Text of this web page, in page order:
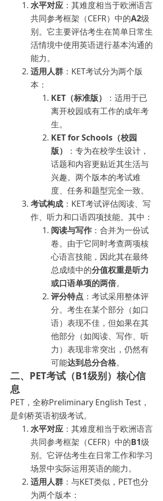
水平对应 ：其难度相当于欧洲语言
共同参考框架（CEFR）中的A2级
别。它主要评估考生在简单日常生
活情境中使用英语进行基本沟通的
能力。
适用人群 ：KET考试分为两个版
本：
KET（标准版）
：适用于已
离开校园或有工作的成年考
生。
KET for Schools（校园
版）
：专为在校学生设计，
话题和内容更贴近其生活与
兴趣。两个版本的考试难
度、任务和题型完全一致。
考试构成 ：KET考试评估阅读、写
作、听力和口语四项技能。其中：
阅读与写作 ：合并为一份试
卷。由于它同时考查两项核
心语言技能，因此其在最终
总成绩中的分值权重是听力
或口语单项的两倍。
评分特点 ：考试采用整体评
分。考生在某个部分（如口
语）表现不佳，但如果在其
他部分（如阅读、写作、听
力）表现非常突出，仍然有
可能达到总分合格。
二、PET考试（B1级别）核心信
息
PET，全称Preliminary English Test，
是剑桥英语初级考试。
水平对应 ：其难度相当于欧洲语言
共同参考框架（CEFR）中的B1级
别。它评估考生在日常工作和学习
场景中实际运用英语的能力。
适用人群 ：与KET类似，PET也分
为两个版本：